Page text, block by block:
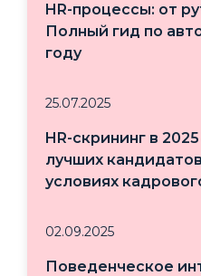
HR-процессы: от
Полный гид по
году
25.07.2025
HR-скрининг в
лучших
условиях
02.09.2025
Поведенческое